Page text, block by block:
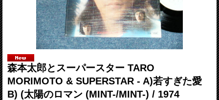
森本太郎とスーパースター TARO
MORIMOTO & SUPERSTAR - A)若すぎた愛
B) (太陽のロマン (MINT-/MINT-) / 1974